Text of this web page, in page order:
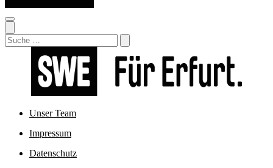
Search
Unser Team
Impressum
Datenschutz